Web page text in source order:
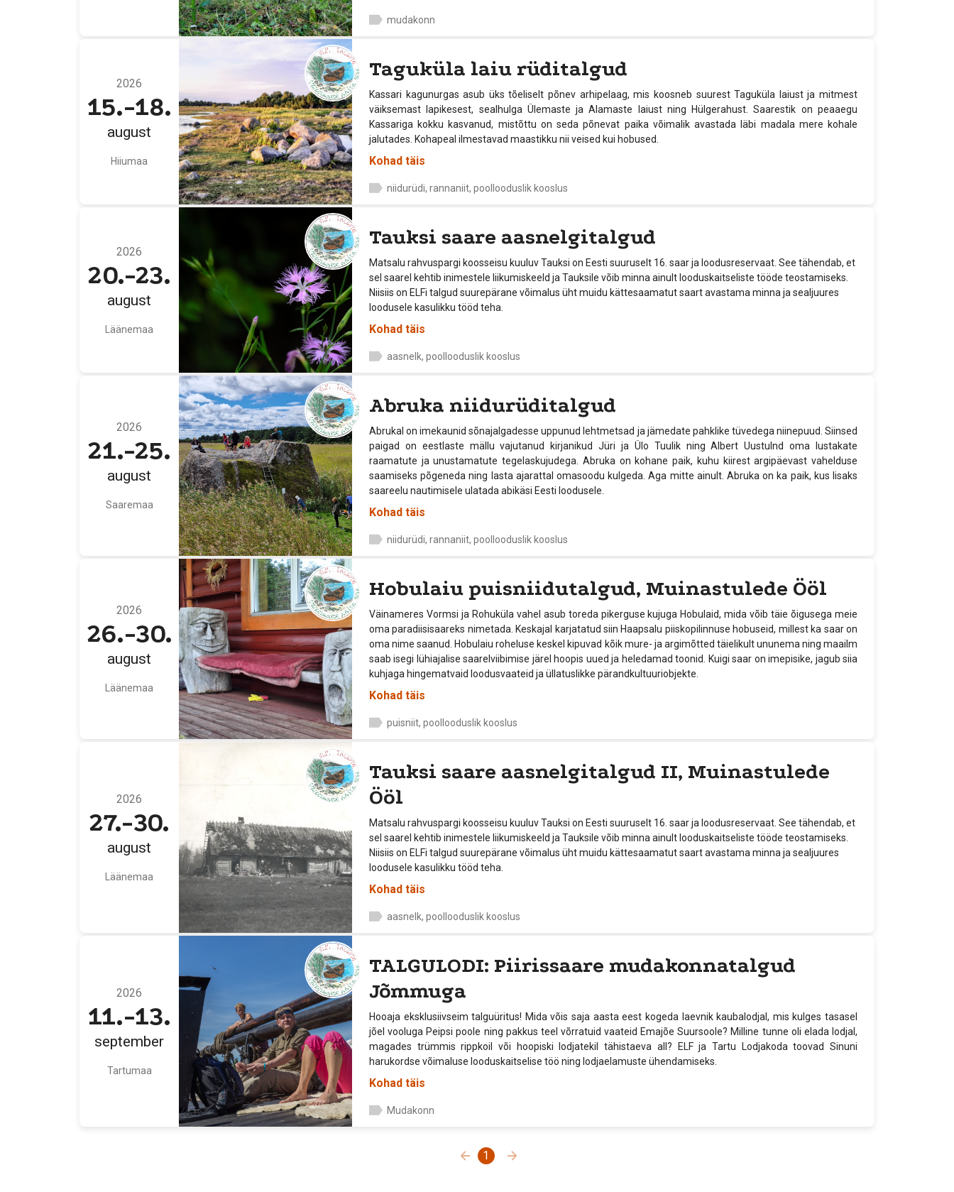
mudakonn
2026
15.-18.
august
Hiiumaa
Taguküla laiu rüditalgud
Kassari kagunurgas asub üks tõeliselt põnev arhipelaag, mis koosneb suurest Taguküla laiust ja mitmest
väiksemast lapikesest, sealhulga Ülemaste ja Alamaste laiust ning Hülgerahust. Saarestik on peaaegu
Kassariga kokku kasvanud, mistõttu on seda põnevat paika võimalik avastada läbi madala mere kohale
jalutades. Kohapeal ilmestavad maastikku nii veised kui hobused.
Kohad täis
niidurüdi, rannaniit, poollooduslik kooslus
2026
20.-23.
august
Läänemaa
Tauksi saare aasnelgitalgud
Matsalu rahvuspargi koosseisu kuuluv Tauksi on Eesti suuruselt 16. saar ja loodusreservaat. See tähendab, et
sel saarel kehtib inimestele liikumiskeeld ja Tauksile võib minna ainult looduskaitseliste tööde teostamiseks.
Niisiis on ELFi talgud suurepärane võimalus üht muidu kättesaamatut saart avastama minna ja sealjuures
loodusele kasulikku tööd teha.
Kohad täis
aasnelk, poollooduslik kooslus
2026
21.-25.
august
Saaremaa
Abruka niidurüditalgud
Abrukal on imekaunid sõnajalgadesse uppunud lehtmetsad ja jämedate pahklike tüvedega niinepuud. Siinsed
paigad on eestlaste mällu vajutanud kirjanikud Jüri ja Ülo Tuulik ning Albert Uustulnd oma lustakate
raamatute ja unustamatute tegelaskujudega. Abruka on kohane paik, kuhu kiirest argipäevast vahelduse
saamiseks põgeneda ning lasta ajarattal omasoodu kulgeda. Aga mitte ainult. Abruka on ka paik, kus lisaks
saareelu nautimisele ulatada abikäsi Eesti loodusele.
Kohad täis
niidurüdi, rannaniit, poollooduslik kooslus
2026
26.-30.
august
Läänemaa
Hobulaiu puisniidutalgud, Muinastulede Ööl
Väinameres Vormsi ja Rohuküla vahel asub toreda pikerguse kujuga Hobulaid, mida võib täie õigusega meie
oma paradiisisaareks nimetada. Keskajal karjatatud siin Haapsalu piiskopilinnuse hobuseid, millest ka saar on
oma nime saanud. Hobulaiu roheluse keskel kipuvad kõik mure- ja argimõtted täielikult ununema ning maailm
saab isegi lühiajalise saarelviibimise järel hoopis uued ja heledamad toonid. Kuigi saar on imepisike, jagub siia
kuhjaga hingematvaid loodusvaateid ja üllatuslikke pärandkultuuriobjekte.
Kohad täis
puisniit, poollooduslik kooslus
2026
27.-30.
august
Läänemaa
Tauksi saare aasnelgitalgud II, Muinastulede
Ööl
Matsalu rahvuspargi koosseisu kuuluv Tauksi on Eesti suuruselt 16. saar ja loodusreservaat. See tähendab, et
sel saarel kehtib inimestele liikumiskeeld ja Tauksile võib minna ainult looduskaitseliste tööde teostamiseks.
Niisiis on ELFi talgud suurepärane võimalus üht muidu kättesaamatut saart avastama minna ja sealjuures
loodusele kasulikku tööd teha.
Kohad täis
aasnelk, poollooduslik kooslus
2026
11.-13.
september
Tartumaa
TALGULODI: Piirissaare mudakonnatalgud
Jõmmuga
Hooaja eksklusiivseim talguüritus! Mida võis saja aasta eest kogeda laevnik kaubalodjal, mis kulges tasasel
jõel vooluga Peipsi poole ning pakkus teel võrratuid vaateid Emajõe Suursoole? Milline tunne oli elada lodjal,
magades trümmis rippkoil või hoopiski lodjatekil tähistaeva all? ELF ja Tartu Lodjakoda toovad Sinuni
harukordse võimaluse looduskaitselise töö ning lodjaelamuste ühendamiseks.
Kohad täis
Mudakonn
1